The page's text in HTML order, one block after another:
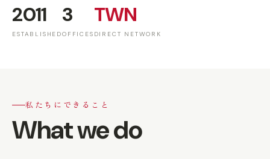
2011
ESTABLISHED
3
OFFICES
TWN
DIRECT NETWORK
私たちにできること
What we do